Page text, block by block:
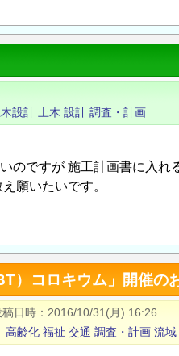
設計 土木 設計 調査・計画
のですが 施工計画書に入れ
願いたいです。
）コロキウム」開催の
稿日時
2016/10/31(月) 16:26
高齢化 福祉 交通 調査・計画 流域